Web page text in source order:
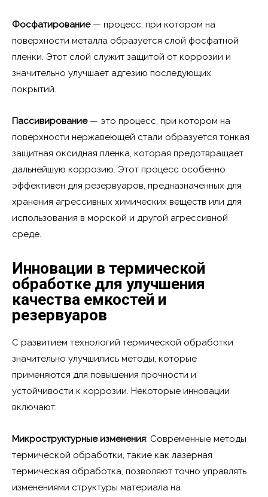
Фосфатирование— процесс, при котором на
поверхности металла образуется слой фосфатной
пленки. Этот слой служит защитой от коррозии и
значительно улучшает адгезию последующих
покрытий.
Пассивирование— это процесс, при котором на
поверхности нержавеющей стали образуется тонкая
защитная оксидная пленка, которая предотвращает
дальнейшую коррозию. Этот процесс особенно
эффективен для резервуаров, предназначенных для
хранения агрессивных химических веществ или для
использования в морской и другой агрессивной
среде.
Инновации в термической
обработке для улучшения
качества емкостей и
резервуаров
С развитием технологий термической обработки
значительно улучшились методы, которые
применяются для повышения прочности и
устойчивости к коррозии. Некоторые инновации
включают:
Микроструктурные изменения: Современные методы
термической обработки, такие как лазерная
термическая обработка, позволяют точно управлять
изменениями структуры материала на